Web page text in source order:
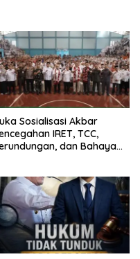
Sosialisasi Akbar
IRET, TCC,
dan Bahaya
jaga diri, 60% masa
sudah ada di tangan”